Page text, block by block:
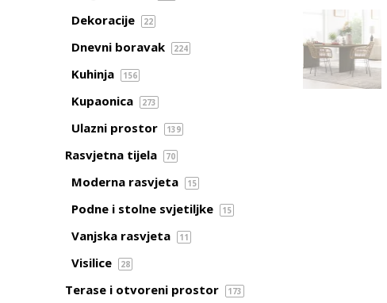
Dekoracije 22
Dnevni boravak 224
Kuhinja 156
Kupaonica 273
Ulazni prostor 139
Rasvjetna tijela 70
Moderna rasvjeta 15
Podne i stolne svjetiljke 15
Vanjska rasvjeta 11
Visilice 28
Terase i otvoreni prostor 173